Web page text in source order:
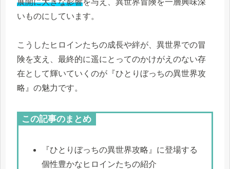
いものにしています。
こうしたヒロインたちの成長や絆が、異世界での冒
険を支え、最終的に遥にとってのかけがえのない存
在として輝いていくのが『ひとりぼっちの異世界攻
略』の魅力です。
この記事のまとめ
『ひとりぼっちの異世界攻略』に登場する
個性豊かなヒロインたちの紹介